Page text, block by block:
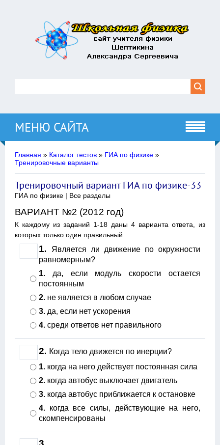
МЕНЮ САЙТА
Главная » Каталог тестов » ГИА по физике »
Тренировочные варианты
Тренировочный вариант ГИА по физике-33
ГИА по физике | Все разделы
ВАРИАНТ №2 (2012 год)
К каждому из заданий 1-18 даны 4 варианта ответа, из
которых только один правильный.
1.
Является ли движение по окружности
равномерным?
1. да, если модуль скорости остается
постоянным
2. не является в любом случае
3. да, если нет ускорения
4. среди ответов нет правильного
2. Когда тело движется по инерции?
1. когда на него действует постоянная сила
2. когда автобус выключает двигатель
3. когда автобус приближается к остановке
4. когда все силы, действующие на него,
скомпенсированы